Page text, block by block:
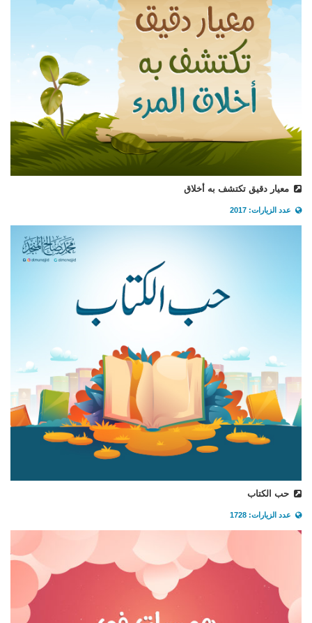
معيار دقيق تكتشف به أخلاق
عدد الزيارات: 2017
حب الكتاب
عدد الزيارات: 1728